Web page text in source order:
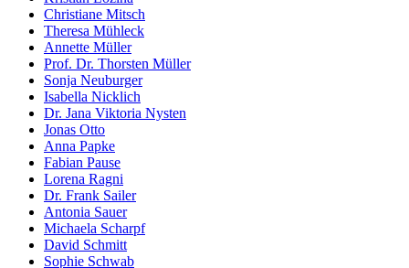
Christiane Mitsch
Theresa Mühleck
Annette Müller
Prof. Dr. Thorsten Müller
Sonja Neuburger
Isabella Nicklich
Dr. Jana Viktoria Nysten
Jonas Otto
Anna Papke
Fabian Pause
Lorena Ragni
Dr. Frank Sailer
Antonia Sauer
Michaela Scharpf
David Schmitt
Sophie Schwab